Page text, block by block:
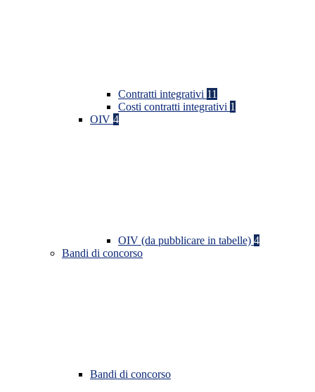
Contratti integrativi 11
Costi contratti integrativi 1
OIV 4
OIV (da pubblicare in tabelle) 4
Bandi di concorso
Bandi di concorso